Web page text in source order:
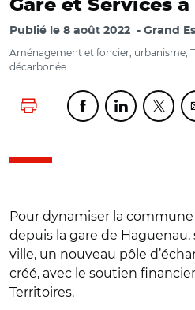
Gare et Services
Publié le 8 août 2022 Grand
Aménagement et foncier, urbanisme,
décarbonée
Lancer l'impression
Partager cette
Partager
Pour dynamiser la
depuis la gare de
ville, un nouveau pôle
créé, avec le soutien
Territoires.